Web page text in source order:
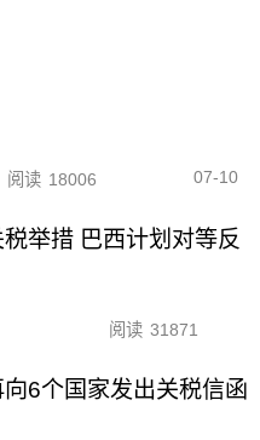
阅读 18006 07-10
举措 巴西计划对等反
阅读 31871
6个国家发出关税信函